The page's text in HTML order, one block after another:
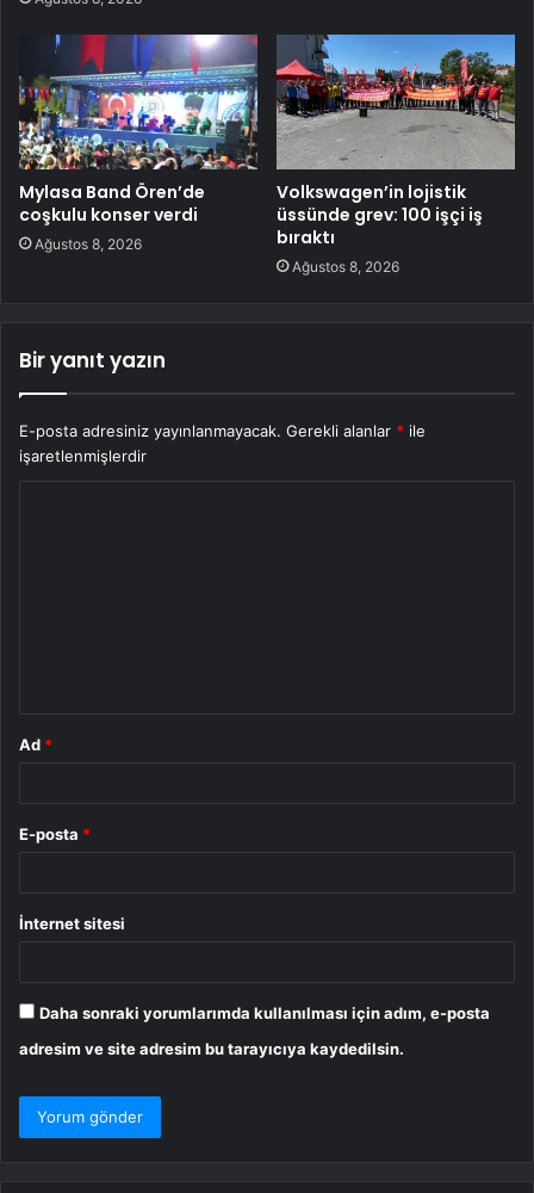
Mylasa Band Ören’de
coşkulu konser verdi
Ağustos 8, 2026
Volkswagen’in lojistik
üssünde grev: 100 işçi iş
bıraktı
Ağustos 8, 2026
Bir yanıt yazın
E-posta adresiniz yayınlanmayacak. Gerekli alanlar * ile
işaretlenmişlerdir
Ad *
E-posta *
İnternet sitesi
Daha sonraki yorumlarımda kullanılması için adım, e-posta
adresim ve site adresim bu tarayıcıya kaydedilsin.